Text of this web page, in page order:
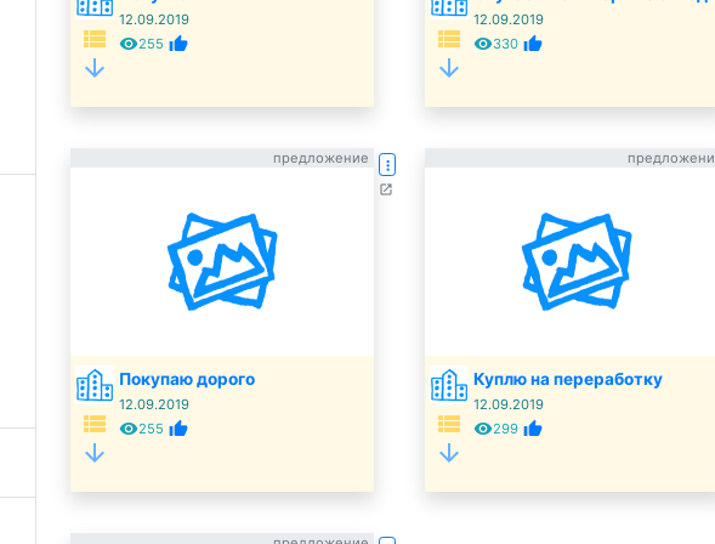
view_list
arrow_downward
12.09.2019
remove_red_eye255 thumb_up
view_list
arrow_downward
12.09.2019
remove_red_eye330 thumb_up
предложение
view_list
arrow_downward
Покупаю дорого
12.09.2019
remove_red_eye255 thumb_up
more_vert
open_in_new
view_list
arrow_downward
Куплю на переработку
12.09.2019
remove_red_eye299 thumb_up